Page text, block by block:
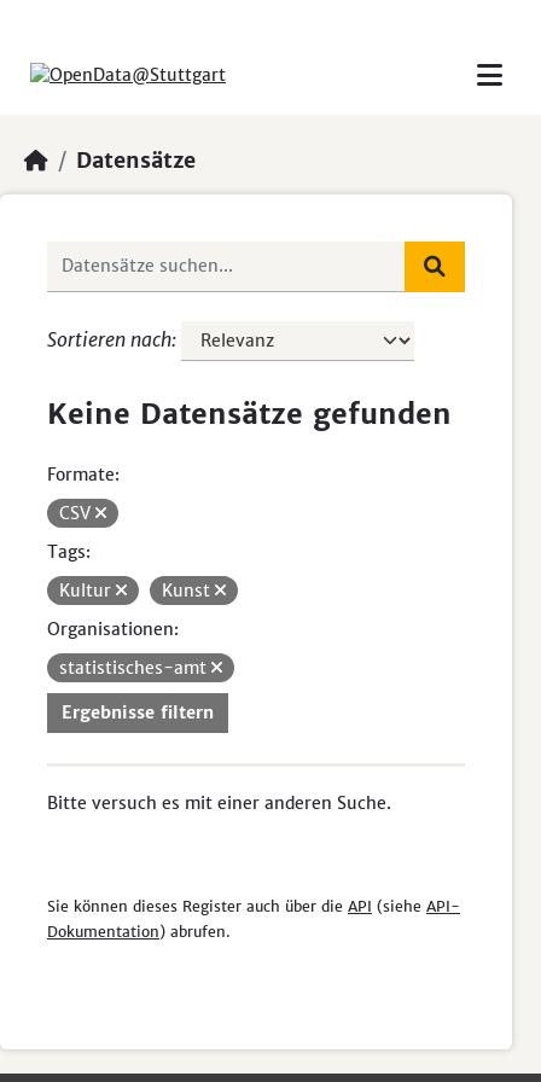
Datensätze
Sortieren nach
Keine Datensätze gefunden
Formate:
CSV
Tags:
Kultur
Kunst
Organisationen:
statistisches-amt
Ergebnisse filtern
Bitte versuch es mit einer anderen Suche.
Sie können dieses Register auch über die API (siehe API-
Dokumentation) abrufen.